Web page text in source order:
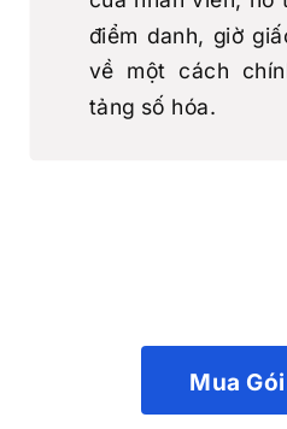
điểm danh, giờ
về một cách
tảng số hóa.
Chi tiết Module
Mua